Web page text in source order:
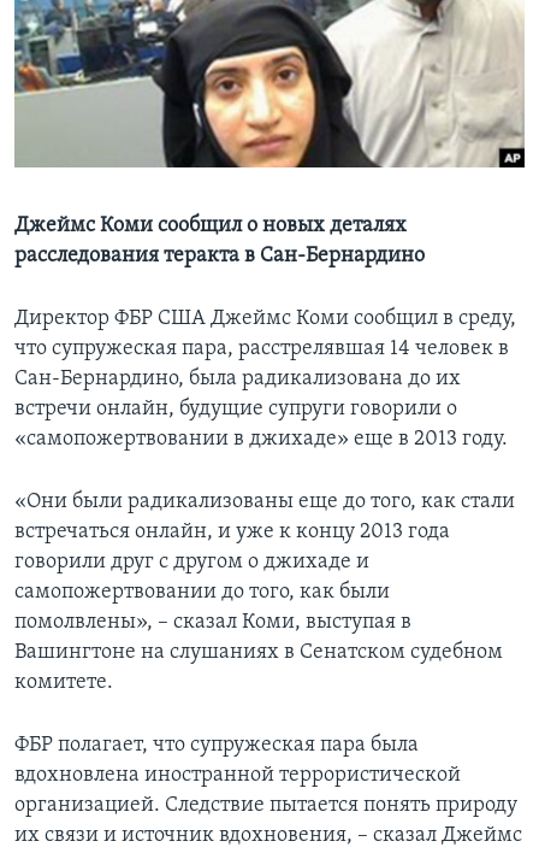
Learning English
Языки
Джеймс Коми сообщил о новых деталях
расследования теракта в Сан-Бернардино
Директор ФБР США Джеймс Коми сообщил в среду,
что супружеская пара, расстрелявшая 14 человек в
Сан-Бернардино, была радикализована до их
встречи онлайн, будущие супруги говорили о
«самопожертвовании в джихаде» еще в 2013 году.
«Они были радикализованы еще до того, как стали
встречаться онлайн, и уже к концу 2013 года
говорили друг с другом о джихаде и
самопожертвовании до того, как были
помолвлены», – сказал Коми, выступая в
Вашингтоне на слушаниях в Сенатском судебном
комитете.
ФБР полагает, что супружеская пара была
вдохновлена иностранной террористической
организацией. Следствие пытается понять природу
их связи и источник вдохновения, – сказал Джеймс